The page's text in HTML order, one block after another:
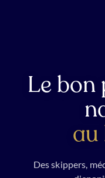
Le bon
au
Des skippers,